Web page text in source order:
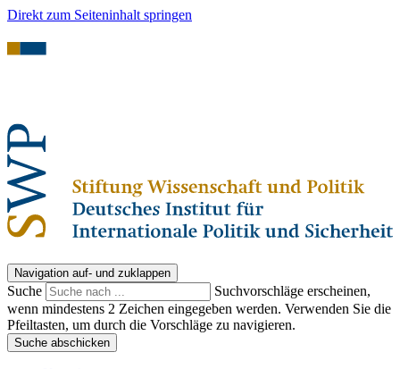
Direkt zum Seiteninhalt springen
Navigation auf- und zuklappen
Suche
Suchvorschläge erscheinen,
wenn mindestens 2 Zeichen eingegeben werden. Verwenden Sie die
Pfeiltasten, um durch die Vorschläge zu navigieren.
Suche abschicken